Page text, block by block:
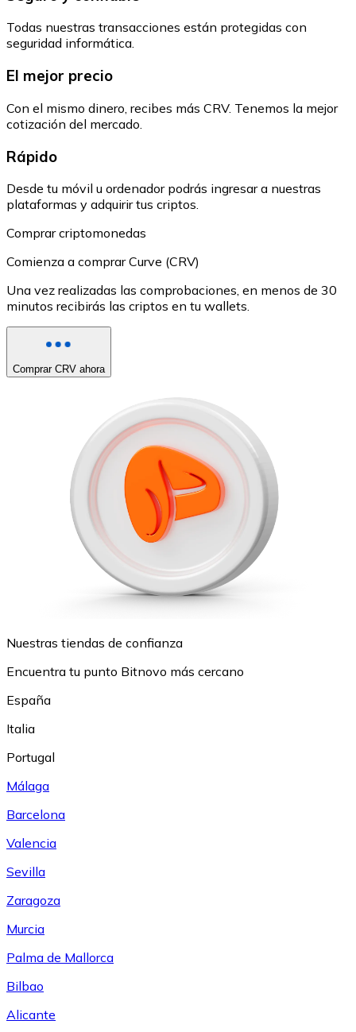
Todas nuestras transacciones están protegidas con
seguridad informática.
El mejor precio
Con el mismo dinero, recibes más CRV. Tenemos la mejor
cotización del mercado.
Rápido
Desde tu móvil u ordenador podrás ingresar a nuestras
plataformas y adquirir tus criptos.
Comprar criptomonedas
Comienza a comprar Curve (CRV)
Una vez realizadas las comprobaciones, en menos de 30
minutos recibirás las criptos en tu wallets.
Comprar CRV ahora
Nuestras tiendas de confianza
Encuentra tu punto Bitnovo más cercano
España
Italia
Portugal
Málaga
Barcelona
Valencia
Sevilla
Zaragoza
Murcia
Palma de Mallorca
Bilbao
Alicante